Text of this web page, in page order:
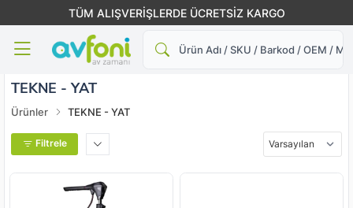
TÜM ALIŞVERİŞLERDE ÜCRETSİZ KARGO
Ara
TEKNE - YAT
Ürünler TEKNE - YAT
Filtrele